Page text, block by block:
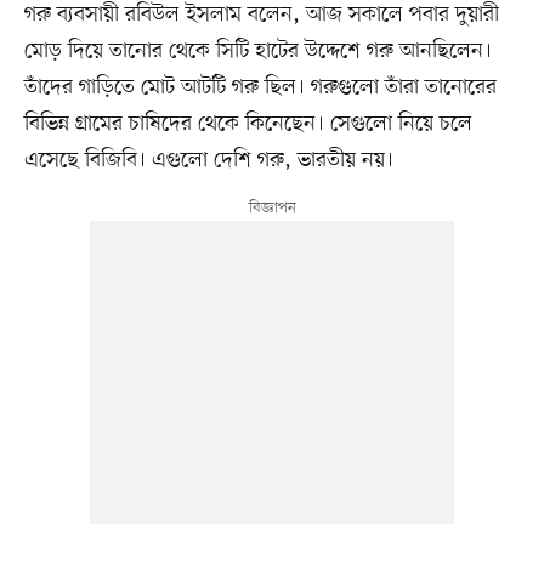
গরু ব্যবসায়ী রবিউল ইসলাম বলেন, আজ সকালে পবার দুয়ারী
মোড় দিয়ে তানোর থেকে সিটি হাটের উদ্দেশে গরু আনছিলেন।
তাঁদের গাড়িতে মোট আটটি গরু ছিল। গরুগুলো তাঁরা তানোরের
বিভিন্ন গ্রামের চাষিদের থেকে কিনেছেন। সেগুলো নিয়ে চলে
এসেছে বিজিবি। এগুলো দেশি গরু, ভারতীয় নয়।